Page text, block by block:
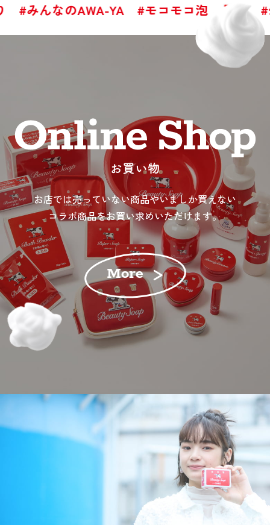
#みんなのAWA-YA #モコモコ泡 #
お買い物
お店では売っていない商品やいましか買えない
コラボ商品をお買い求めいただけます。
More